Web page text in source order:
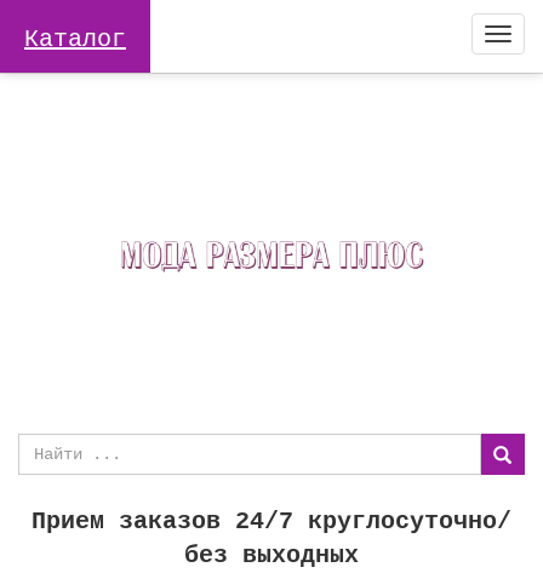
Каталог
Прием заказов 24/7 круглосуточно/
без выходных